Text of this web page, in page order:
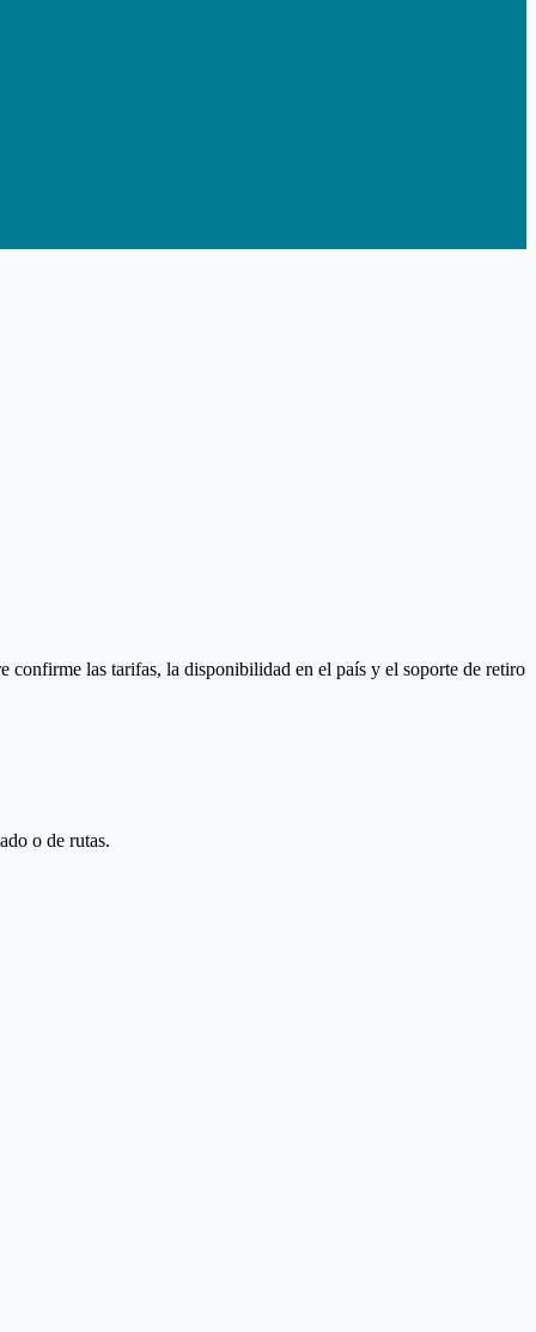
confirme las tarifas, la disponibilidad en el país y el soporte de retiro
o de rutas.